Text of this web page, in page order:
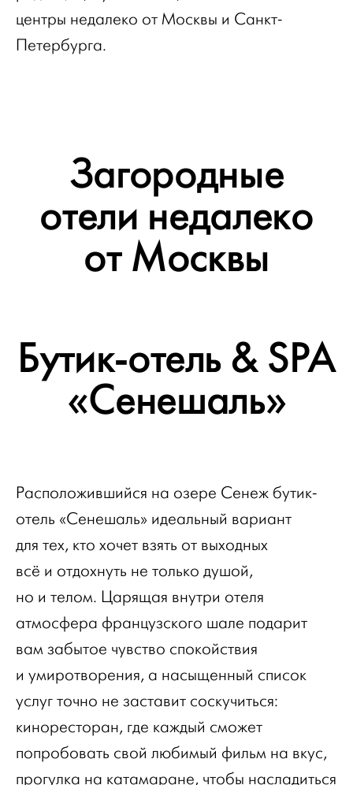
центры недалеко от Москвы и Санкт-
Петербурга.
Загородные
отели недалеко
от Москвы
Бутик-отель & SPA
«Сенешаль»
Расположившийся на озере Сенеж бутик-
отель «Сенешаль» идеальный вариант
для тех, кто хочет взять от выходных
всё и отдохнуть не только душой,
но и телом. Царящая внутри отеля
атмосфера французского шале подарит
вам забытое чувство спокойствия
и умиротворения, а насыщенный список
услуг точно не заставит соскучиться:
киноресторан, где каждый сможет
попробовать свой любимый фильм на вкус,
прогулка на катамаране, чтобы насладиться